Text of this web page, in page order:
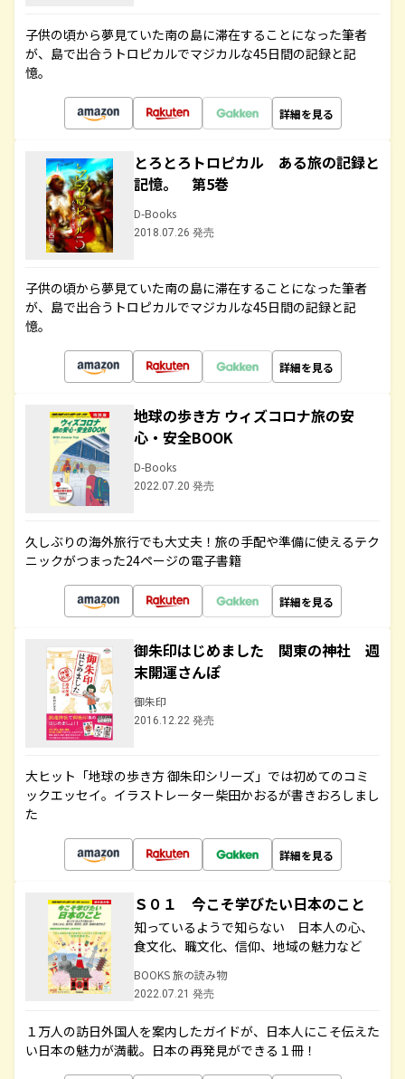
子供の頃から夢見ていた南の島に滞在することになった筆者
が、島で出合うトロピカルでマジカルな45日間の記録と記
憶。
詳細を見る
とろとろトロピカル ある旅の記録と
記憶。 第5巻
D-Books
2018.07.26 発売
子供の頃から夢見ていた南の島に滞在することになった筆者
が、島で出合うトロピカルでマジカルな45日間の記録と記
憶。
詳細を見る
地球の歩き方 ウィズコロナ旅の安
心・安全BOOK
D-Books
2022.07.20 発売
久しぶりの海外旅行でも大丈夫！旅の手配や準備に使えるテク
ニックがつまった24ページの電子書籍
詳細を見る
御朱印はじめました 関東の神社 週
末開運さんぽ
御朱印
2016.12.22 発売
大ヒット「地球の歩き方 御朱印シリーズ」では初めてのコミ
ックエッセイ。イラストレーター柴田かおるが書きおろしまし
た
詳細を見る
Ｓ０１ 今こそ学びたい日本のこと
知っているようで知らない 日本人の心、
食文化、職文化、信仰、地域の魅力など
BOOKS 旅の読み物
2022.07.21 発売
１万人の訪日外国人を案内したガイドが、日本人にこそ伝えた
い日本の魅力が満載。日本の再発見ができる１冊！